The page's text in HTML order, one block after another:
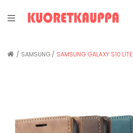
SAMSUNG SAMSUNG GALAXY S10 LITE